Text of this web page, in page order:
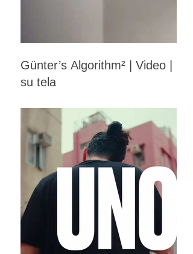
Günter’s Algorithm² | Video |
su tela